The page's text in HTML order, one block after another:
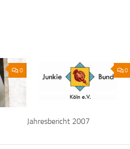
0 0
Jahresbericht 2007